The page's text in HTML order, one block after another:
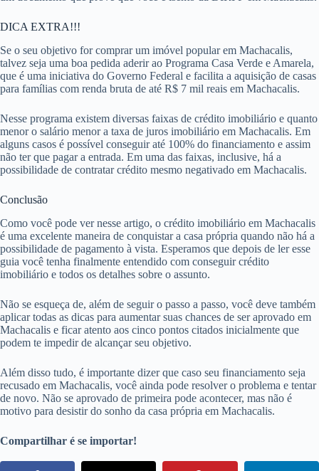
DICA EXTRA!!!
Se o seu objetivo for comprar um imóvel popular em Machacalis,
talvez seja uma boa pedida aderir ao Programa Casa Verde e Amarela,
que é uma iniciativa do Governo Federal e facilita a aquisição de casas
para famílias com renda bruta de até R$ 7 mil reais em Machacalis.
Nesse programa existem diversas faixas de crédito imobiliário e quanto
menor o salário menor a taxa de juros imobiliário em Machacalis. Em
alguns casos é possível conseguir até 100% do financiamento e assim
não ter que pagar a entrada. Em uma das faixas, inclusive, há a
possibilidade de contratar crédito mesmo negativado em Machacalis.
Conclusão
Como você pode ver nesse artigo, o crédito imobiliário em Machacalis
é uma excelente maneira de conquistar a casa própria quando não há a
possibilidade de pagamento à vista. Esperamos que depois de ler esse
guia você tenha finalmente entendido com conseguir crédito
imobiliário e todos os detalhes sobre o assunto.
Não se esqueça de, além de seguir o passo a passo, você deve também
aplicar todas as dicas para aumentar suas chances de ser aprovado em
Machacalis e ficar atento aos cinco pontos citados inicialmente que
podem te impedir de alcançar seu objetivo.
Além disso tudo, é importante dizer que caso seu financiamento seja
recusado em Machacalis, você ainda pode resolver o problema e tentar
de novo. Não se aprovado de primeira pode acontecer, mas não é
motivo para desistir do sonho da casa própria em Machacalis.
Compartilhar é se importar!